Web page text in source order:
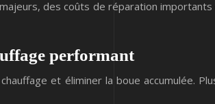
des coûts de réparation
performant
et éliminer la boue accumulée.